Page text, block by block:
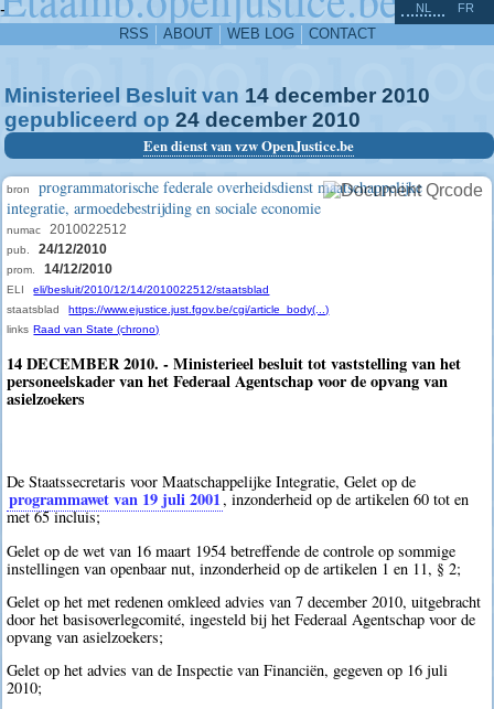
-
RSS ABOUT WEB LOG CONTACT
NL FR
Ministerieel Besluit van 14 december 2010
gepubliceerd op 24 december 2010
Een dienst van vzw OpenJustice.be
bron
programmatorische federale overheidsdienst maatschappelijke
integratie, armoedebestrijding en sociale economie
numac 2010022512
pub. 24/12/2010
prom. 14/12/2010
ELI
eli/besluit/2010/12/14/2010022512/staatsblad
staatsblad
https://www.ejustice.just.fgov.be/cgi/article_body(...)
links Raad van State (chrono)
14 DECEMBER 2010. - Ministerieel besluit tot vaststelling van het
personeelskader van het Federaal Agentschap voor de opvang van
asielzoekers
De Staatssecretaris voor Maatschappelijke Integratie, Gelet op de
programmawet van 19 juli 2001, inzonderheid op de artikelen 60 tot en
met 65 incluis;
Gelet op de wet van 16 maart 1954 betreffende de controle op sommige
instellingen van openbaar nut, inzonderheid op de artikelen 1 en 11, § 2;
Gelet op het met redenen omkleed advies van 7 december 2010, uitgebracht
door het basisoverlegcomité, ingesteld bij het Federaal Agentschap voor de
opvang van asielzoekers;
Gelet op het advies van de Inspectie van Financiën, gegeven op 16 juli
2010;
^